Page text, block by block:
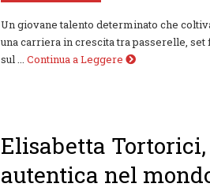
Un giovane talento determinato che
una carriera in crescita tra passerelle,
sul ... Continua a Leggere
Elisabetta
autentica nel